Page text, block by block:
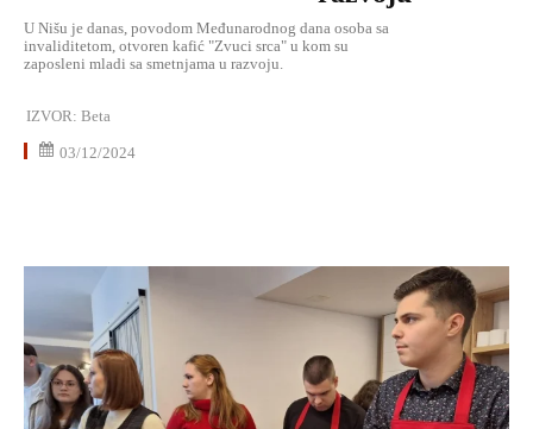
U Nišu je danas, povodom Međunarodnog dana osoba sa
invaliditetom, otvoren kafić "Zvuci srca" u kom su
zaposleni mladi sa smetnjama u razvoju.
IZVOR: Beta
03/12/2024